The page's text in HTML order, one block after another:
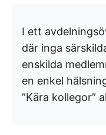
I ett
där inga
enskilda
en enkel
”Kära kollegor”